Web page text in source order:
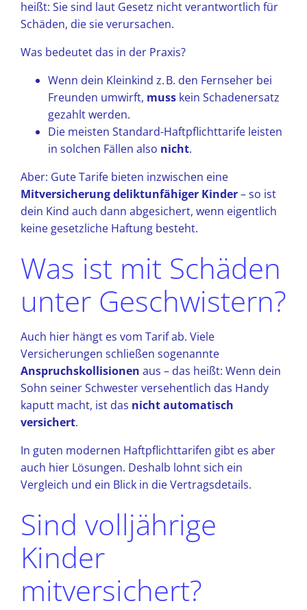
heißt: Sie sind laut Gesetz nicht verantwortlich für
Schäden, die sie verursachen.
Was bedeutet das in der Praxis?
Wenn dein Kleinkind z. B. den Fernseher bei
Freunden umwirft, muss kein Schadenersatz
gezahlt werden.
Die meisten Standard-Haftpflichttarife leisten
in solchen Fällen also nicht.
Aber: Gute Tarife bieten inzwischen eine
Mitversicherung deliktunfähiger Kinder– so ist
dein Kind auch dann abgesichert, wenn eigentlich
keine gesetzliche Haftung besteht.
Was ist mit Schäden
unter Geschwistern?
Auch hier hängt es vom Tarif ab. Viele
Versicherungen schließen sogenannte
Anspruchskollisionen aus – das heißt: Wenn dein
Sohn seiner Schwester versehentlich das Handy
kaputt macht, ist das nicht automatisch
versichert.
In guten modernen Haftpflichttarifen gibt es aber
auch hier Lösungen. Deshalb lohnt sich ein
Vergleich und ein Blick in die Vertragsdetails.
Sind volljährige
Kinder
mitversichert?